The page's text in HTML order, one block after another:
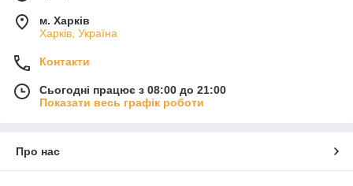
м. Харків
Харків, Україна
Контакти
Сьогодні працює з 08:00 до 21:00
Показати весь графік роботи
Про нас